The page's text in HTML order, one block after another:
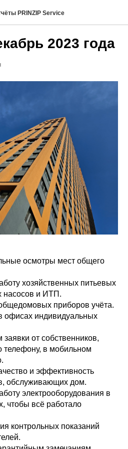
PRINZIP Service
2023 года
осмотры мест общего
хозяйственных питьевых
насосов и ИТП.
приборов учёта.
офисах индивидуальных
от собственников,
телефону, в мобильном
и эффективность
обслуживающих дом.
электрооборудования в
чтобы всё работало
контрольных показаний